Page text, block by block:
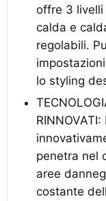
offre 3
calda e
regolabili.
lo styling
penetra nel
aree
costante